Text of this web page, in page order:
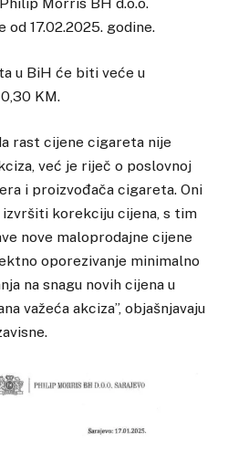
17.02.2025. godine.
u BiH će biti veće u
KM.
rast cijene cigareta nije
već je riječ o poslovnoj
i proizvođača cigareta. Oni
izvršiti korekciju cijena, s tim
nove maloprodajne cijene
oporezivanje minimalno
na snagu novih cijena u
važeća akciza”, objašnjavaju